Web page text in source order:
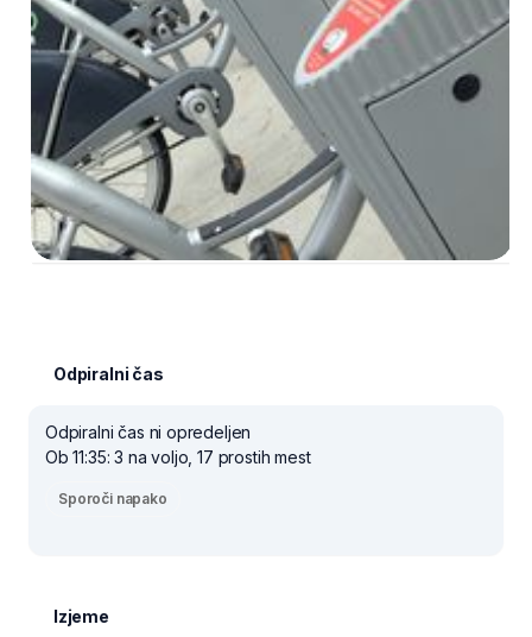
Odpiralni čas
Odpiralni čas ni opredeljen
Ob 11:35: 3 na voljo, 17 prostih mest
Sporoči napako
Izjeme